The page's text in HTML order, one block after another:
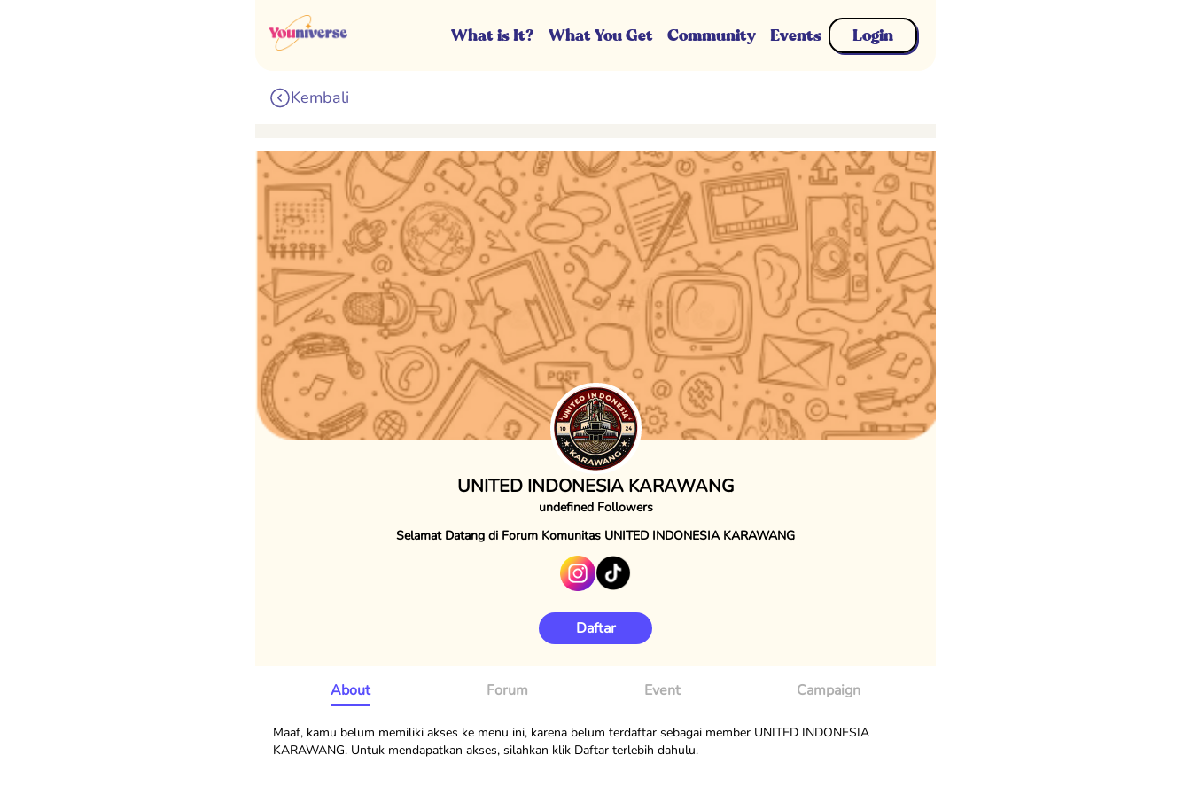
What is It? What You Get Community Events Login
Kembali
UNITED INDONESIA KARAWANG
undefined Followers
Selamat Datang di Forum Komunitas UNITED INDONESIA KARAWANG
Daftar
About Forum Event Campaign
Maaf, kamu belum memiliki akses ke menu ini, karena belum terdaftar sebagai member UNITED INDONESIA
KARAWANG. Untuk mendapatkan akses, silahkan klik Daftar terlebih dahulu.